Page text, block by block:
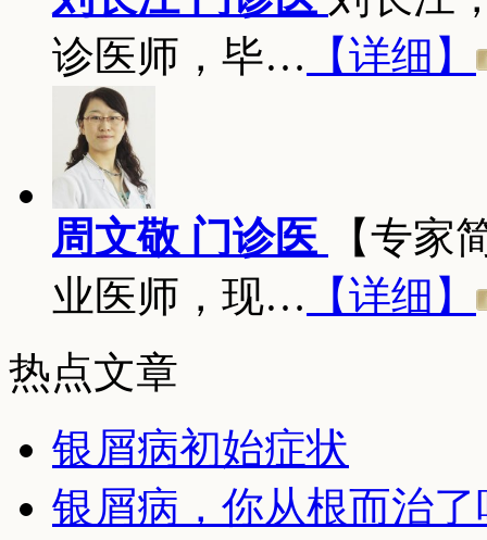
诊医师，毕… 【详细】
周文敬 门诊医
【专家
业医师，现… 【详细】
热点文章
银屑病初始症状
银屑病，你从根而治了